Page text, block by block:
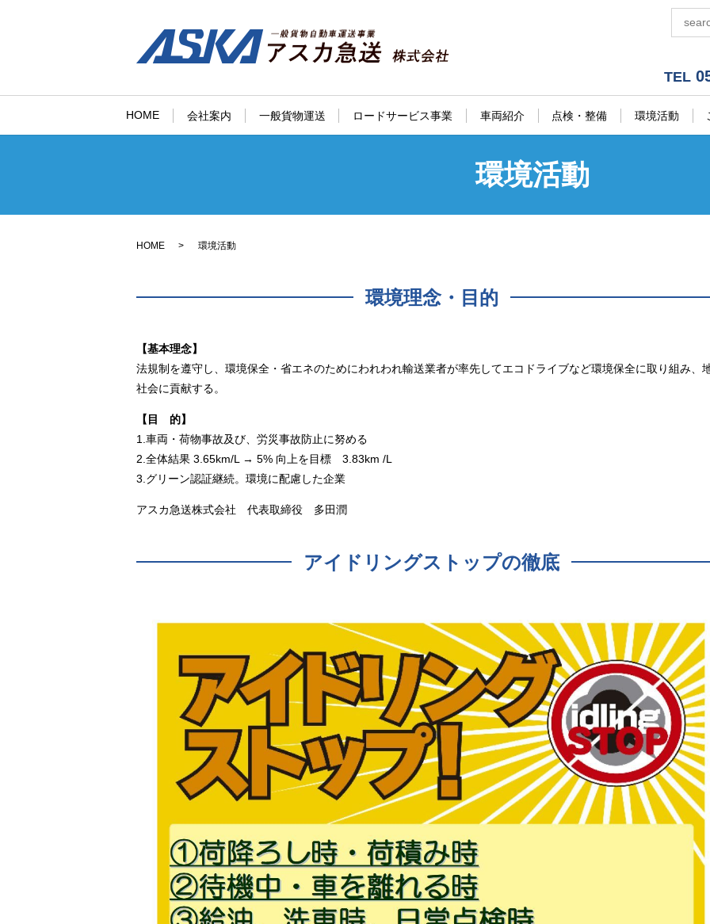
TEL
HOME 会社案内 一般貨物運送 ロードサービス事業 車両紹介 点検・整備 環境活動
環境活動
HOME 環境活動
環境理念・目的
【基本理念】
法規制を遵守し、環境保全・省エネのためにわれわれ輸送業者が率先してエコドライブなど環境保全に取り組み、
社会に貢献する。
【目 的】
1.車両・荷物事故及び、労災事故防止に努める
2.全体結果 3.65km/L → 5% 向上を目標 3.83km /L
3.グリーン認証継続。環境に配慮した企業
アスカ急送株式会社 代表取締役 多田潤
アイドリングストップの徹底